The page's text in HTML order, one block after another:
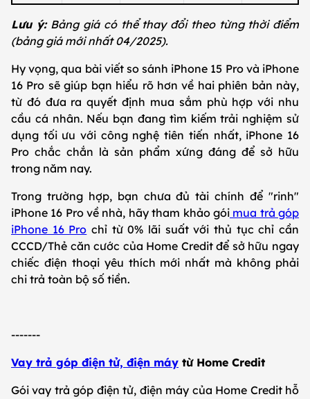
Lưu ý: Bảng giá có thể thay đổi theo từng thời điểm
(bảng giá mới nhất 04/2025).
Hy vọng, qua bài viết so sánh iPhone 15 Pro và iPhone
16 Pro sẽ giúp bạn hiểu rõ hơn về hai phiên bản này,
từ đó đưa ra quyết định mua sắm phù hợp với nhu
cầu cá nhân. Nếu bạn đang tìm kiếm trải nghiệm sử
dụng tối ưu với công nghệ tiên tiến nhất, iPhone 16
Pro chắc chắn là sản phẩm xứng đáng để sở hữu
trong năm nay.
Trong trường hợp, bạn chưa đủ tài chính để "rinh"
iPhone 16 Pro về nhà, hãy tham khảo góimua trả góp
iPhone 16 Pro chỉ từ 0% lãi suất với thủ tục chỉ cần
CCCD/Thẻ căn cước của Home Credit để sở hữu ngay
chiếc điện thoại yêu thích mới nhất mà không phải
chi trả toàn bộ số tiền.
-------
Vay trả góp điện tử, điện máy từ Home Credit
Gói vay trả góp điện tử, điện máy của Home Credit hỗ